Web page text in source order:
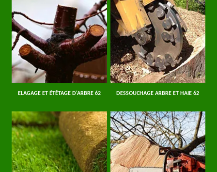
ELAGAGE ET ÉTÊTAGE D'ARBRE 62 DESSOUCHAGE ARBRE ET HAIE 62